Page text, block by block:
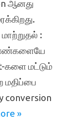
ஆனது
:
எண்களையே
களை மட்டும்
மதிப்பை
conversion
»